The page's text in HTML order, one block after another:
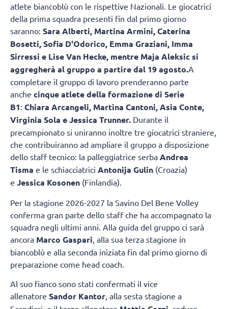
atlete biancoblù con le rispettive Nazionali. Le giocatrici
della prima squadra presenti fin dal primo giorno
saranno: Sara Alberti, Martina Armini, Caterina
Bosetti, Sofia D'Odorico, Emma Graziani, Imma
Sirressi e Lise Van Hecke, mentre Maja Aleksic si
aggregherà al gruppo a partire dal 19 agosto.A
completare il gruppo di lavoro prenderanno parte
anche cinque atlete della formazione di Serie
B1: Chiara Arcangeli, Martina Cantoni, Asia Conte,
Virginia Sola e Jessica Trunner. Durante il
precampionato si uniranno inoltre tre giocatrici straniere,
che contribuiranno ad ampliare il gruppo a disposizione
dello staff tecnico: la palleggiatrice serba Andrea
Tisma e le schiacciatrici Antonija Gulin (Croazia)
e Jessica Kosonen (Finlandia).
Per la stagione 2026-2027 la Savino Del Bene Volley
conferma gran parte dello staff che ha accompagnato la
squadra negli ultimi anni. Alla guida del gruppo ci sarà
ancora Marco Gaspari , alla sua terza stagione in
biancoblù e alla seconda iniziata fin dal primo giorno di
preparazione come head coach.
Al suo fianco sono stati confermati il vice
allenatore Sandor Kantor , alla sesta stagione a